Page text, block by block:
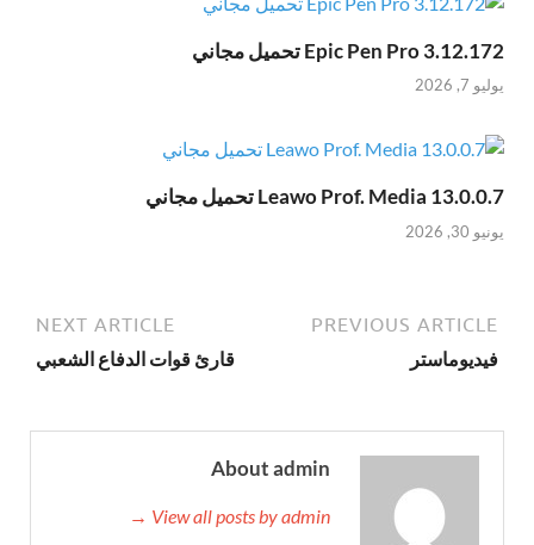
Epic Pen Pro 3.12.172 تحميل مجاني
يوليو 7, 2026
Leawo Prof. Media 13.0.0.7 تحميل مجاني
يونيو 30, 2026
PREVIOUS ARTICLE
فيديوماستر
NEXT ARTICLE
قارئ قوات الدفاع الشعبي
About admin
View all posts by admin →